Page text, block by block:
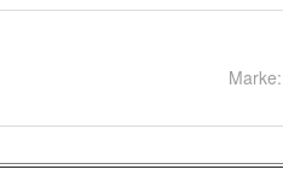
Marke: